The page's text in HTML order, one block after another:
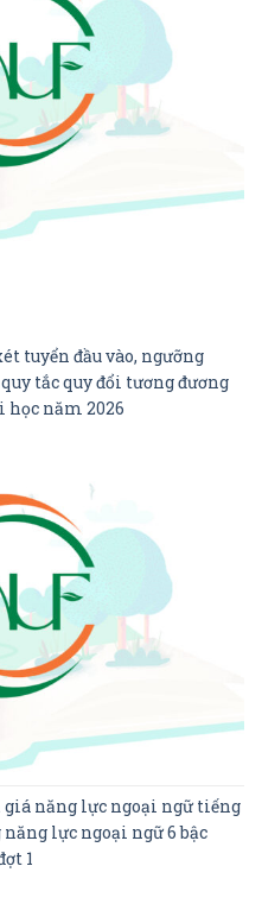
tuyển đầu vào, ngưỡng
tắc quy đổi tương đương
học năm 2026
năng lực ngoại ngữ tiếng
lực ngoại ngữ 6 bậc
1